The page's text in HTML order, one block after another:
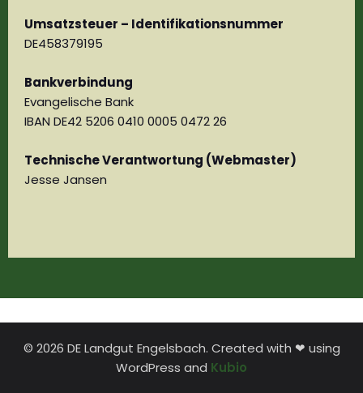
Umsatzsteuer – Identifikationsnummer
DE458379195
Bankverbindung
Evangelische Bank
IBAN DE42 5206 0410 0005 0472 26
Technische Verantwortung (Webmaster)
Jesse Jansen
© 2026 DE Landgut Engelsbach. Created with ❤ using
WordPress and Kubio